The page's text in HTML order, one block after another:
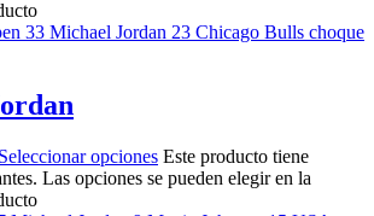
Seleccionar opciones Este producto tiene
Las opciones se pueden elegir en la